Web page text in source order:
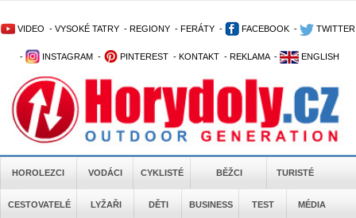
VIDEO - VYSOKÉ TATRY - REGIONY - FERÁTY - FACEBOOK - TWITTER
- INSTAGRAM - PINTEREST - KONTAKT - REKLAMA - ENGLISH
HOROLEZCI VODÁCI CYKLISTÉ BĚŽCI TURISTÉ
CESTOVATELÉ LYŽAŘI DĚTI BUSINESS TEST MÉDIA